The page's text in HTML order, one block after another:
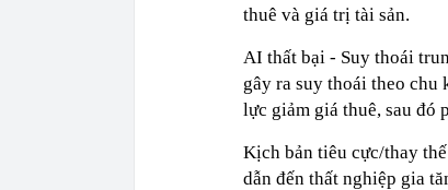
thuê và giá trị tài sản.
AI thất bại - Suy thoái
gây ra suy thoái theo chu
lực giảm giá thuê, sau đó
Kịch bản tiêu cực/thay
dẫn đến thất nghiệp gia